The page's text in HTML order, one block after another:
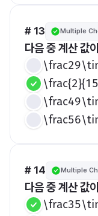
# 13 Multiple
다음 중 계산 값
# 14 Multiple
다음 중 계산 값